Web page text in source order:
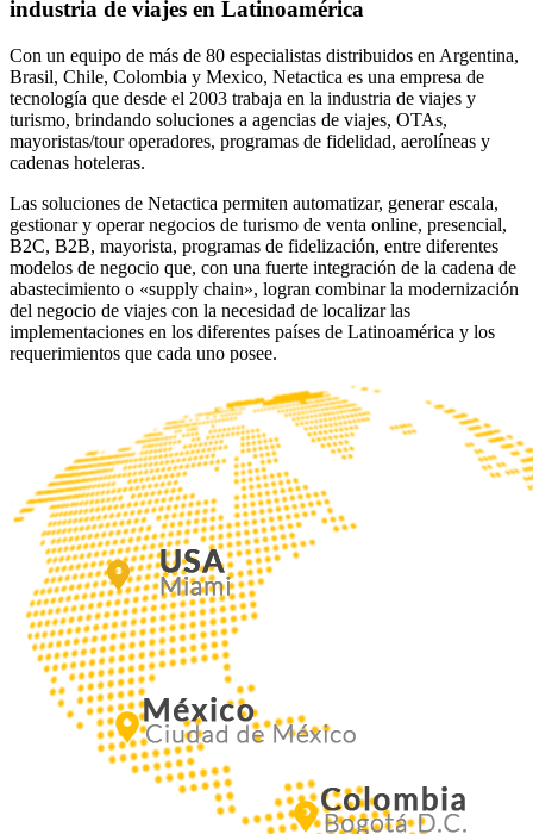
industria de viajes en Latinoamérica
Con un equipo de más de 80 especialistas distribuidos en Argentina,
Brasil, Chile, Colombia y Mexico, Netactica es una empresa de
tecnología que desde el 2003 trabaja en la industria de viajes y
turismo, brindando soluciones a agencias de viajes, OTAs,
mayoristas/tour operadores, programas de fidelidad, aerolíneas y
cadenas hoteleras.
Las soluciones de Netactica permiten automatizar, generar escala,
gestionar y operar negocios de turismo de venta online, presencial,
B2C, B2B, mayorista, programas de fidelización, entre diferentes
modelos de negocio que, con una fuerte integración de la cadena de
abastecimiento o «supply chain», logran combinar la modernización
del negocio de viajes con la necesidad de localizar las
implementaciones en los diferentes países de Latinoamérica y los
requerimientos que cada uno posee.